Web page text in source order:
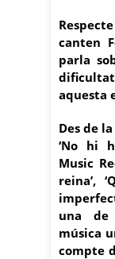
canten
parla
aquesta
Des de
‘No hi
Music
reina’,
una de
música
compte